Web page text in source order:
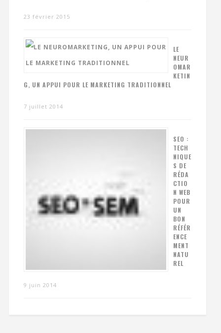
23 février 2015
LE
NEUR
OMAR
KETIN
G, UN APPUI POUR LE MARKETING TRADITIONNEL
7 juillet 2014
SEO :
TECH
NIQUE
S DE
RÉDA
CTIO
N WEB
POUR
UN
BON
RÉFÉR
ENCE
MENT
NATU
REL
9 juin 2014